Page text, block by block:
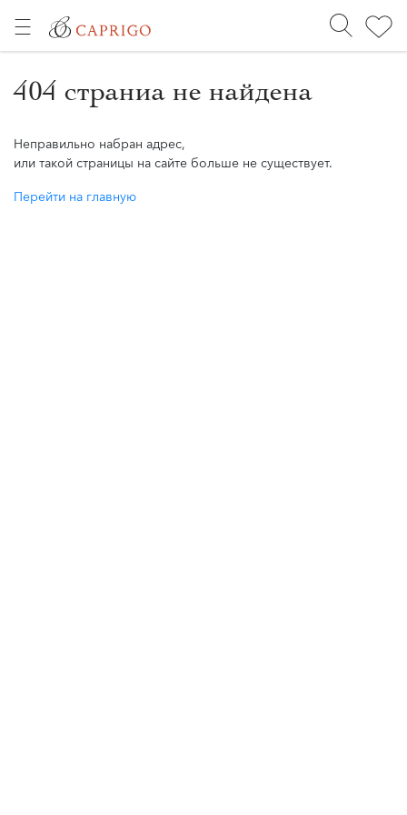
404 страниа не найдена
Неправильно набран адрес,
или такой страницы на сайте больше не существует.
Перейти на главную